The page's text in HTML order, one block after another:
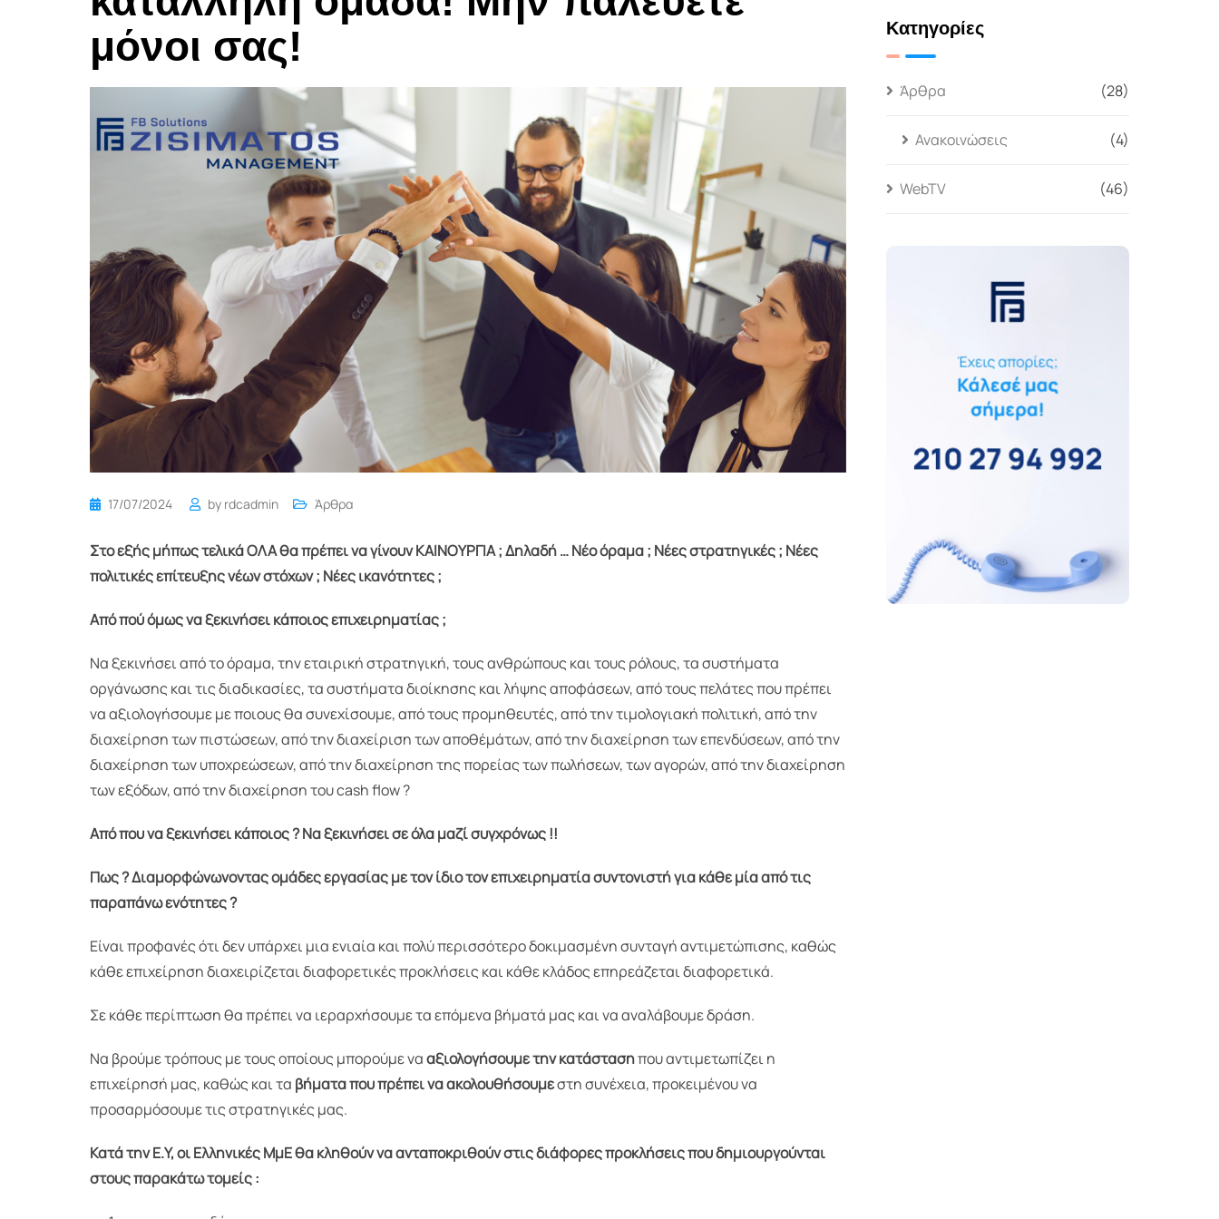
μόνοι σας!
17/07/2024 by rdcadmin Άρθρα
Στο εξής μήπως τελικά ΟΛΑ θα πρέπει να γίνουν ΚΑΙΝΟΥΡΓΙΑ ; Δηλαδή … Νέο όραμα ; Νέες στρατηγικές ; Νέες
πολιτικές επίτευξης νέων στόχων ; Νέες ικανότητες ;
Από πού όμως να ξεκινήσει κάποιος επιχειρηματίας ;
Να ξεκινήσει από το όραμα, την εταιρική στρατηγική, τους ανθρώπους και τους ρόλους, τα συστήματα
οργάνωσης και τις διαδικασίες, τα συστήματα διοίκησης και λήψης αποφάσεων, από τους πελάτες που πρέπει
να αξιολογήσουμε με ποιους θα συνεχίσουμε, από τους προμηθευτές, από την τιμολογιακή πολιτική, από την
διαχείρηση των πιστώσεων, από την διαχείριση των αποθέμάτων, από την διαχείρηση των επενδύσεων, από την
διαχείρηση των υποχρεώσεων, από την διαχείρηση της πορείας των πωλήσεων, των αγορών, από την διαχείρηση
των εξόδων, από την διαχείρηση του cash flow ?
Από που να ξεκινήσει κάποιος ? Να ξεκινήσει σε όλα μαζί συγχρόνως !!
Πως ? Διαμορφώνωνοντας ομάδες εργασίας με τον ίδιο τον επιχειρηματία συντονιστή για κάθε μία από τις
παραπάνω ενότητες ?
Είναι προφανές ότι δεν υπάρχει μια ενιαία και πολύ περισσότερο δοκιμασμένη συνταγή αντιμετώπισης, καθώς
κάθε επιχείρηση διαχειρίζεται διαφορετικές προκλήσεις και κάθε κλάδος επηρεάζεται διαφορετικά.
Σε κάθε περίπτωση θα πρέπει να ιεραρχήσουμε τα επόμενα βήματά μας και να αναλάβουμε δράση.
Να βρούμε τρόπους με τους οποίους μπορούμε νααξιολογήσουμε την κατάστασηπου αντιμετωπίζει η
επιχείρησή μας, καθώς και τα βήματα που πρέπει να ακολουθήσουμεστη συνέχεια, προκειμένου να
προσαρμόσουμε τις στρατηγικές μας.
Κατά την E.Y, οι Ελληνικές ΜμΕ θα κληθούν να ανταποκριθούν στις διάφορες προκλήσεις που δημιουργούνται
στους παρακάτω τομείς :
Κατηγορίες
Άρθρα (28)
Ανακοινώσεις (4)
WebTV (46)